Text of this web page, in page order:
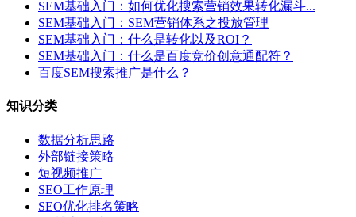
SEM基础入门：如何优化搜索营销效果转化漏斗...
SEM基础入门：SEM营销体系之投放管理
SEM基础入门：什么是转化以及ROI？
SEM基础入门：什么是百度竞价创意通配符？
百度SEM搜索推广是什么？
知识分类
数据分析思路
外部链接策略
短视频推广
SEO工作原理
SEO优化排名策略